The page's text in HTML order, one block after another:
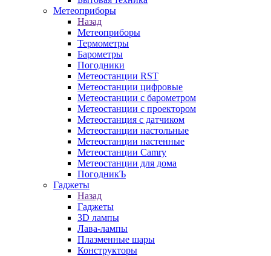
Метеоприборы
Назад
Метеоприборы
Термометры
Барометры
Погодники
Метеостанции RST
Метеостанции цифровые
Метеостанции с барометром
Метеостанции с проектором
Метеостанция с датчиком
Метеостанции настольные
Метеостанции настенные
Метеостанции Camry
Метеостанции для дома
ПогодникЪ
Гаджеты
Назад
Гаджеты
3D лампы
Лава-лампы
Плазменные шары
Конструкторы